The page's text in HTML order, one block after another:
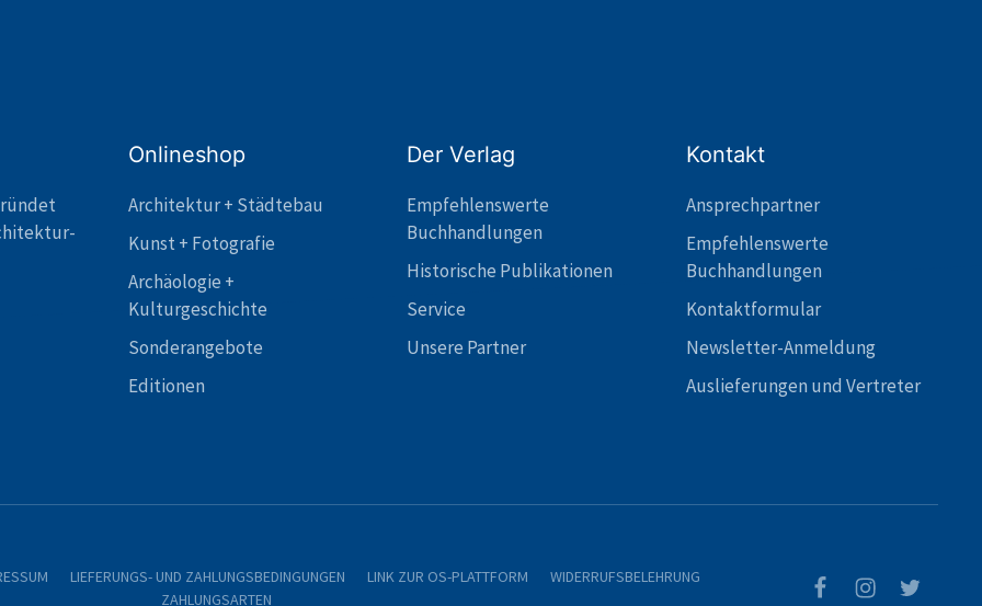
Onlineshop
Architektur + Städtebau
Kunst + Fotografie
Archäologie +
Kulturgeschichte
Sonderangebote
Editionen
Der Verlag
Empfehlenswerte
Buchhandlungen
Historische Publikationen
Service
Unsere Partner
Kontakt
Ansprechpartner
Empfehlenswerte
Buchhandlungen
Kontaktformular
Newsletter-Anmeldung
Auslieferungen und Vertreter
LIEFERUNGS- UND ZAHLUNGSBEDINGUNGEN LINK ZUR OS-PLATTFORM
WIDERRUFSBELEHRUNG
ZAHLUNGSARTEN